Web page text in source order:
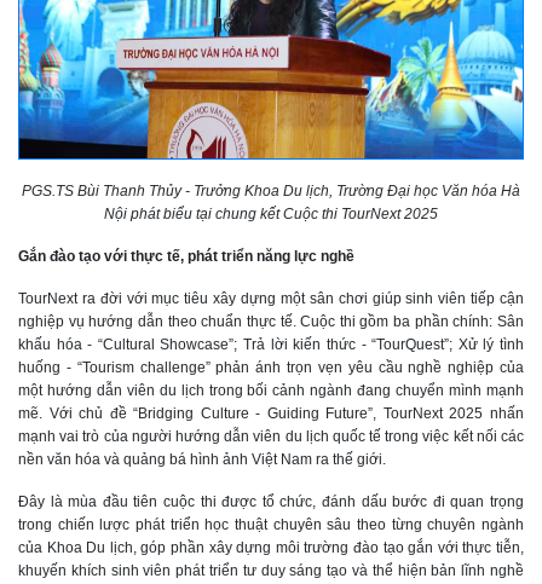
PGS.TS Bùi Thanh Thủy - Trưởng Khoa Du lịch, Trường Đại học Văn hóa Hà
Nội phát biểu tại chung kết Cuộc thi TourNext 2025
Gắn đào tạo với thực tế, phát triển năng lực nghề
TourNext ra đời với mục tiêu xây dựng một sân chơi giúp sinh viên tiếp cận
nghiệp vụ hướng dẫn theo chuẩn thực tế. Cuộc thi gồm ba phần chính: Sân
khấu hóa - “Cultural Showcase”; Trả lời kiến thức - “TourQuest”; Xử lý tình
huống - “Tourism challenge” phản ánh trọn vẹn yêu cầu nghề nghiệp của
một hướng dẫn viên du lịch trong bối cảnh ngành đang chuyển mình mạnh
mẽ. Với chủ đề “Bridging Culture - Guiding Future”, TourNext 2025 nhấn
mạnh vai trò của người hướng dẫn viên du lịch quốc tế trong việc kết nối các
nền văn hóa và quảng bá hình ảnh Việt Nam ra thế giới.
Đây là mùa đầu tiên cuộc thi được tổ chức, đánh dấu bước đi quan trọng
trong chiến lược phát triển học thuật chuyên sâu theo từng chuyên ngành
của Khoa Du lịch, góp phần xây dựng môi trường đào tạo gắn với thực tiễn,
khuyến khích sinh viên phát triển tư duy sáng tạo và thể hiện bản lĩnh nghề